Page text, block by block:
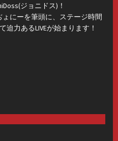
ジョニドス)！
にーを筆頭に、ステージ時間
力あるLIVEが始まります！